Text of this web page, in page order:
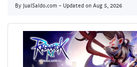
By JualSaldo.com - Updated on Aug 5, 2026